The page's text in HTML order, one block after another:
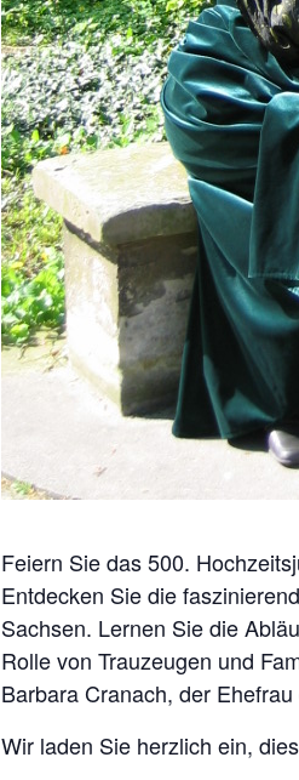
Feiern Sie das 500.
Entdecken Sie die
Sachsen. Lernen Sie die
Rolle von Trauzeugen und
Barbara Cranach, der
Wir laden Sie herzlich ein,